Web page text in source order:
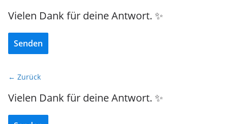
Vielen Dank für deine Antwort. ✨
Senden
← Zurück
Vielen Dank für deine Antwort. ✨